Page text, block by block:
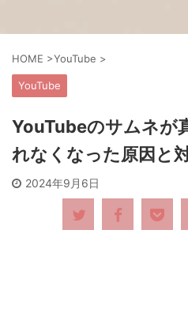
HOME >YouTube >
YouTube
YouTubeのサムネが
れなくなった原因と
2024年9月6日